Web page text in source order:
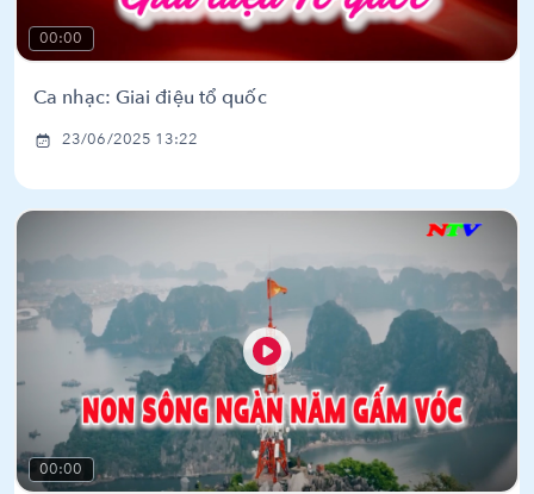
00:00
Ca nhạc: Giai điệu tổ quốc
23/06/2025 13:22
00:00